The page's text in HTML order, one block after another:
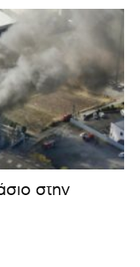
στην